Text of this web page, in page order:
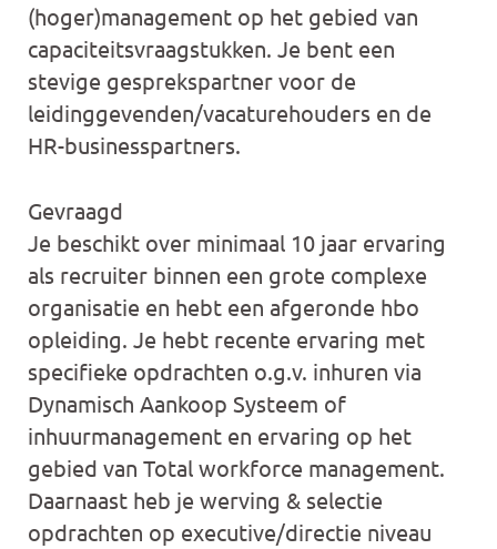
(hoger)management op het gebied van
capaciteitsvraagstukken. Je bent een
stevige gesprekspartner voor de
leidinggevenden/vacaturehouders en de
HR-businesspartners.
Gevraagd
Je beschikt over minimaal 10 jaar ervaring
als recruiter binnen een grote complexe
organisatie en hebt een afgeronde hbo
opleiding. Je hebt recente ervaring met
specifieke opdrachten o.g.v. inhuren via
Dynamisch Aankoop Systeem of
inhuurmanagement en ervaring op het
gebied van Total workforce management.
Daarnaast heb je werving & selectie
opdrachten op executive/directie niveau